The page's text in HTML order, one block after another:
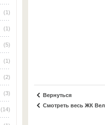
(1)
(1)
(5)
(1)
(2)
(3)
(14)
Вернуться
Смотреть весь ЖК